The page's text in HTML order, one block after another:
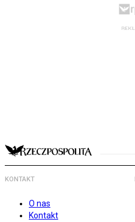
KONTAKT
O nas
Kontakt